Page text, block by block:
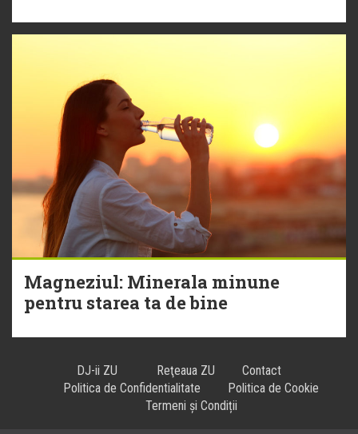
Magneziul: Minerala minune
pentru starea ta de bine
DJ-ii ZU Reţeaua ZU
Contact
Politica de Confidentialitate
Politica de Cookie
Termeni și Condiții